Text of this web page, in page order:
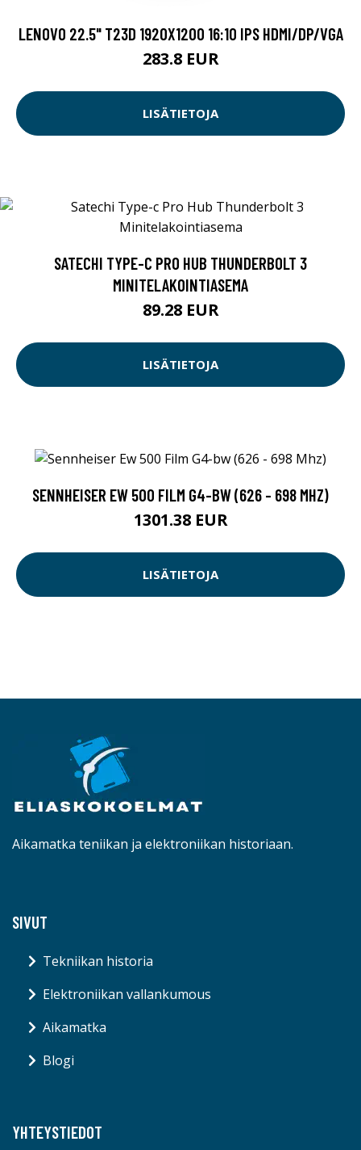
LENOVO 22.5" T23D 1920X1200 16:10 IPS HDMI/DP/VGA
283.8 EUR
LISÄTIETOJA
SATECHI TYPE-C PRO HUB THUNDERBOLT 3
MINITELAKOINTIASEMA
89.28 EUR
LISÄTIETOJA
SENNHEISER EW 500 FILM G4-BW (626 - 698 MHZ)
1301.38 EUR
LISÄTIETOJA
Aikamatka teniikan ja elektroniikan historiaan.
SIVUT
Tekniikan historia
Elektroniikan vallankumous
Aikamatka
Blogi
YHTEYSTIEDOT